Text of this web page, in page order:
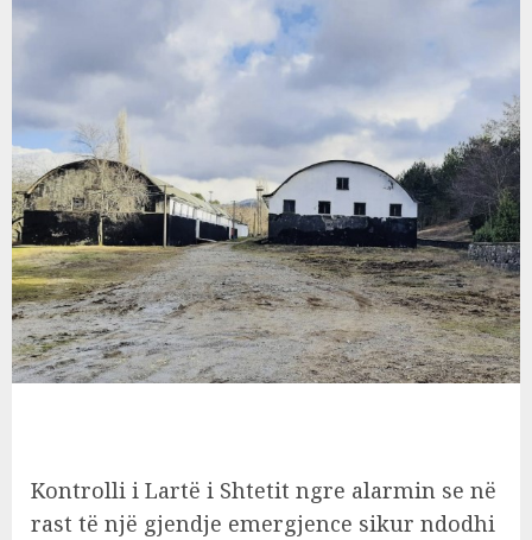
Kontrolli i Lartë i Shtetit ngre alarmin se në
rast të një gjendje emergjence sikur ndodhi